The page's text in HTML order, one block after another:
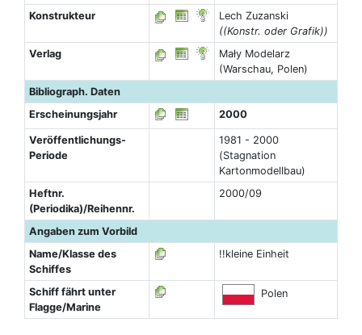
Konstrukteur
Lech Zuzanski
((Konstr. oder Grafik))
Verlag
Mały Modelarz
(Warschau, Polen)
Bibliograph. Daten
Erscheinungsjahr
2000
Veröffentlichungs-
Periode
1981 - 2000
(Stagnation
Kartonmodellbau)
Heftnr.
(Periodika)/Reihennr.
2000/09
Angaben zum Vorbild
Name/Klasse des
Schiffes
!!kleine Einheit
Schiff fährt unter
Flagge/Marine
Polen